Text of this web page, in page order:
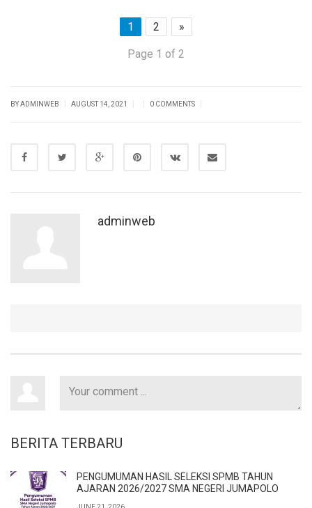
1 2 »
Page 1 of 2
BYADMINWEB AUGUST 14, 2021 0 COMMENTS
adminweb
BERITA TERBARU
PENGUMUMAN HASIL SELEKSI SPMB TAHUN
AJARAN 2026/2027 SMA NEGERI JUMAPOLO